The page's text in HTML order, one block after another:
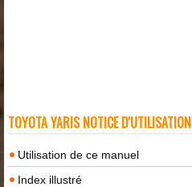
TOYOTA YARIS NOTICE D'UTILISATION
Utilisation de ce manuel
Index illustré